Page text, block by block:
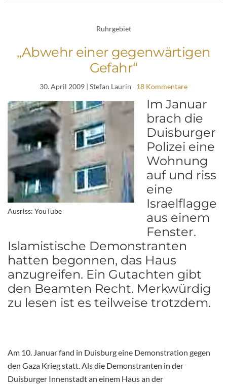
Ruhrgebiet
„Abwehr einer gegenwärtigen
Gefahr“
30. April 2009 | Stefan Laurin 18 Kommentare
Ausriss: YouTube
Im Januar
brach die
Duisburger
Polizei eine
Wohnung
auf und riss
eine
Israelflagge
aus einem
Fenster.
Islamistische Demonstranten
hatten begonnen, das Haus
anzugreifen. Ein Gutachten gibt
den Beamten Recht. Merkwürdig
zu lesen ist es teilweise trotzdem.
Am 10. Januar fand in Duisburg eine Demonstration gegen
den Gaza Krieg statt. Als die Demonstranten in der
Duisburger Innenstadt an einem Haus an der